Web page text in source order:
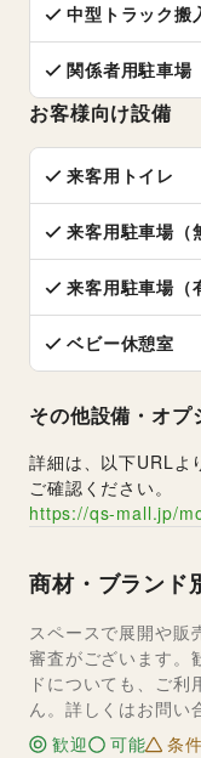
中型トラック搬
関係者用駐車場
お客様向け設備
来客用トイレ
来客用駐車場（
来客用駐車場（
ベビー休憩室
その他設備・オプ
詳細は、以下URLよ
ご確認ください。
https://qs-mall.jp/
商材・ブランド
スペースで展開や販
審査がございます。
ドについても、ご
ん。詳しくはお問い
歓迎
可能 条